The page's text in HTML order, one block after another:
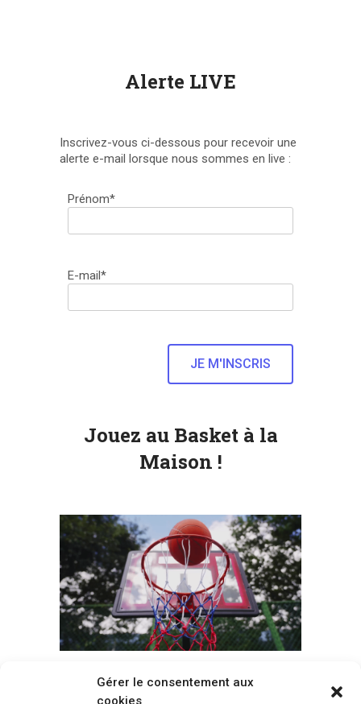
Gérer le consentement aux
cookies
Alerte LIVE
Inscrivez-vous ci-dessous pour recevoir une
alerte e-mail lorsque nous sommes en live :
Prénom*
E-mail*
Jouez au Basket à la
Maison !